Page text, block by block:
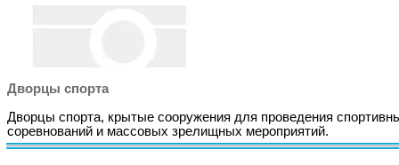
Дворцы спорта
Дворцы спорта, крытые сооружения для проведения
соревнований и массовых зрелищных мероприятий.